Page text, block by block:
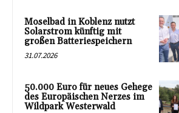
Moselbad in Koblenz nutzt
Solarstrom künftig mit
großen Batteriespeichern
31.07.2026
50.000 Euro für neues Gehege
des Europäischen Nerzes im
Wildpark Westerwald